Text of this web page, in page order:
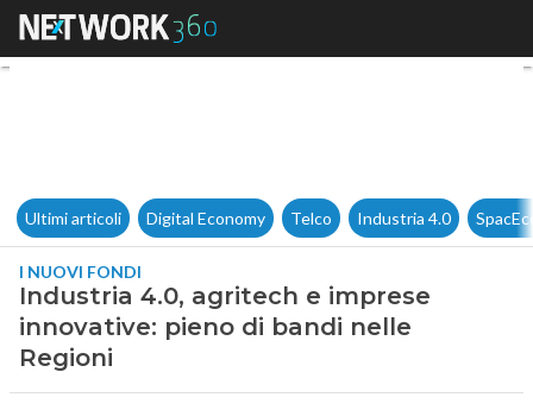
Industria 4.0, agritech e
Ultimi articoli Digital Economy Telco Industria 4.0
I NUOVI FONDI
Industria 4.0, agritech e imprese
innovative: pieno di bandi nelle
Regioni